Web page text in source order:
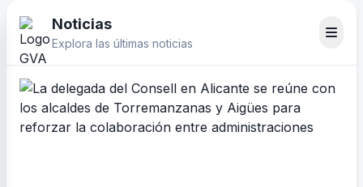
Noticias
Explora las últimas noticias